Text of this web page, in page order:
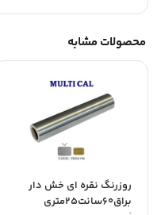
محصولات مشابه
روزرنگ نقره ای خش دار
براق60سانت25متری